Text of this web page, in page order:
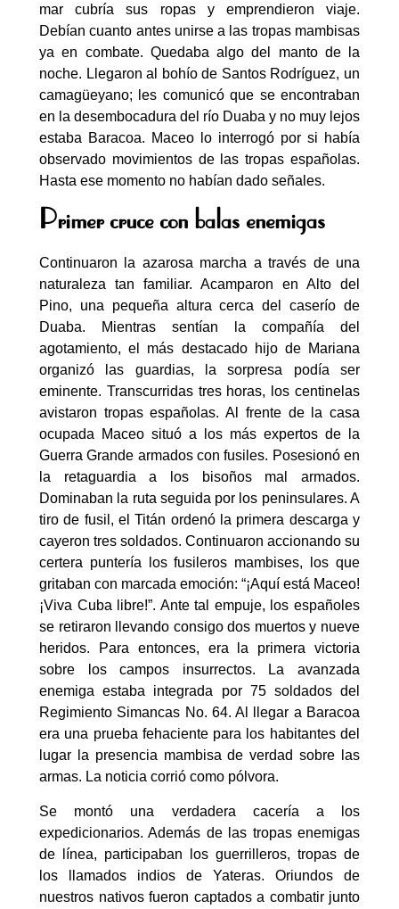
mar cubría sus ropas y emprendieron viaje.
Debían cuanto antes unirse a las tropas mambisas
ya en combate. Quedaba algo del manto de la
noche. Llegaron al bohío de Santos Rodríguez, un
camagüeyano; les comunicó que se encontraban
en la desembocadura del río Duaba y no muy lejos
estaba Baracoa. Maceo lo interrogó por si había
observado movimientos de las tropas españolas.
Hasta ese momento no habían dado señales.
Primer cruce con balas enemigas
Continuaron la azarosa marcha a través de una
naturaleza tan familiar. Acamparon en Alto del
Pino, una pequeña altura cerca del caserío de
Duaba. Mientras sentían la compañía del
agotamiento, el más destacado hijo de Mariana
organizó las guardias, la sorpresa podía ser
eminente. Transcurridas tres horas, los centinelas
avistaron tropas españolas. Al frente de la casa
ocupada Maceo situó a los más expertos de la
Guerra Grande armados con fusiles. Posesionó en
la retaguardia a los bisoños mal armados.
Dominaban la ruta seguida por los peninsulares. A
tiro de fusil, el Titán ordenó la primera descarga y
cayeron tres soldados. Continuaron accionando su
certera puntería los fusileros mambises, los que
gritaban con marcada emoción: “¡Aquí está Maceo!
¡Viva Cuba libre!”. Ante tal empuje, los españoles
se retiraron llevando consigo dos muertos y nueve
heridos. Para entonces, era la primera victoria
sobre los campos insurrectos. La avanzada
enemiga estaba integrada por 75 soldados del
Regimiento Simancas No. 64. Al llegar a Baracoa
era una prueba fehaciente para los habitantes del
lugar la presencia mambisa de verdad sobre las
armas. La noticia corrió como pólvora.
Se montó una verdadera cacería a los
expedicionarios. Además de las tropas enemigas
de línea, participaban los guerrilleros, tropas de
los llamados indios de Yateras. Oriundos de
nuestros nativos fueron captados a combatir junto